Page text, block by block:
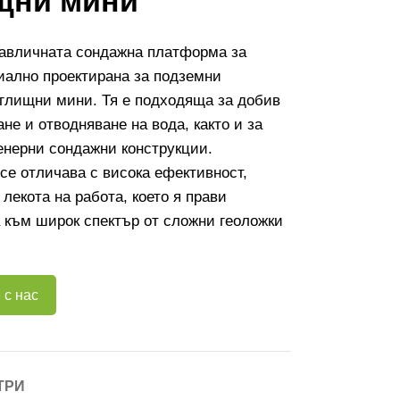
сондажна платформа за
проектирана за подземни
мини. Тя е подходяща за добив
и отводняване на вода, както и за
сондажни конструкции.
отличава с висока ефективност,
на работа, което я прави
широк спектър от сложни геоложки
нас